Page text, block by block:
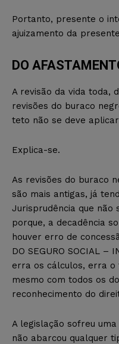
Portanto, presente o
ajuizamento da
DO
A revisão da vida toda,
revisões do buraco
teto não se deve
Explica-se.
As revisões do buraco
são mais antigas, já
Jurisprudência que não
porque, a decadência
houver erro de
DO SEGURO SOCIAL –
erra os cálculos, erra o
mesmo com todos os
reconhecimento do
A legislação sofreu
não abarcou qualquer